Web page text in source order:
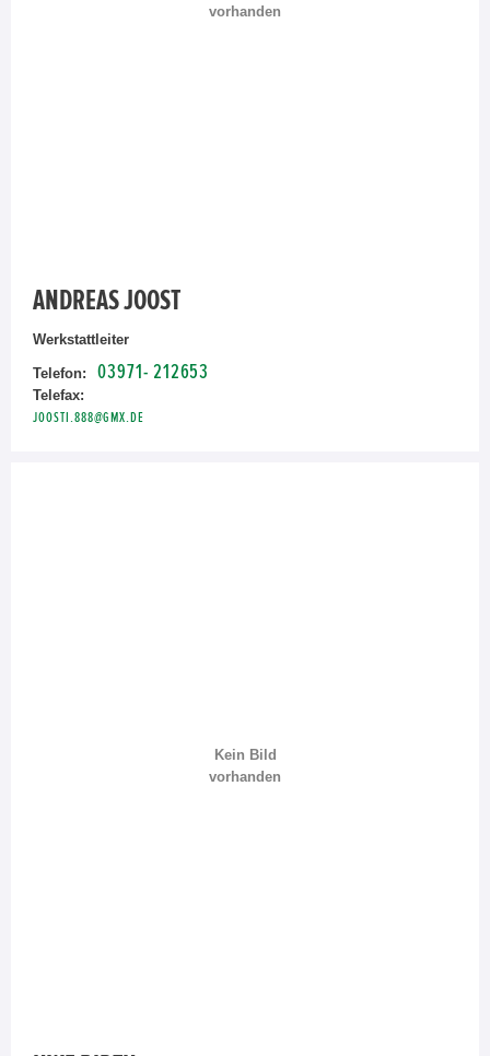
vorhanden
ANDREAS JOOST
Werkstattleiter
Telefon: 03971- 212653
Telefax:
JOOSTI.888@GMX.DE
Kein Bild
vorhanden